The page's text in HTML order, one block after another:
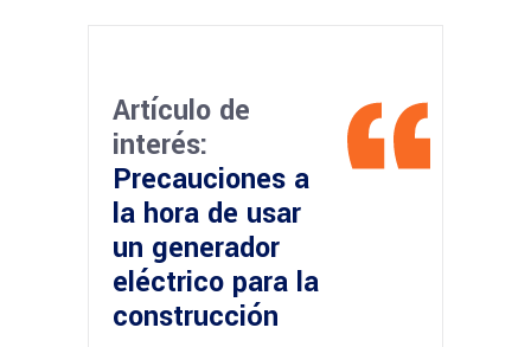
Artículo de
interés:
Precauciones a
la hora de usar
un generador
eléctrico para la
construcción